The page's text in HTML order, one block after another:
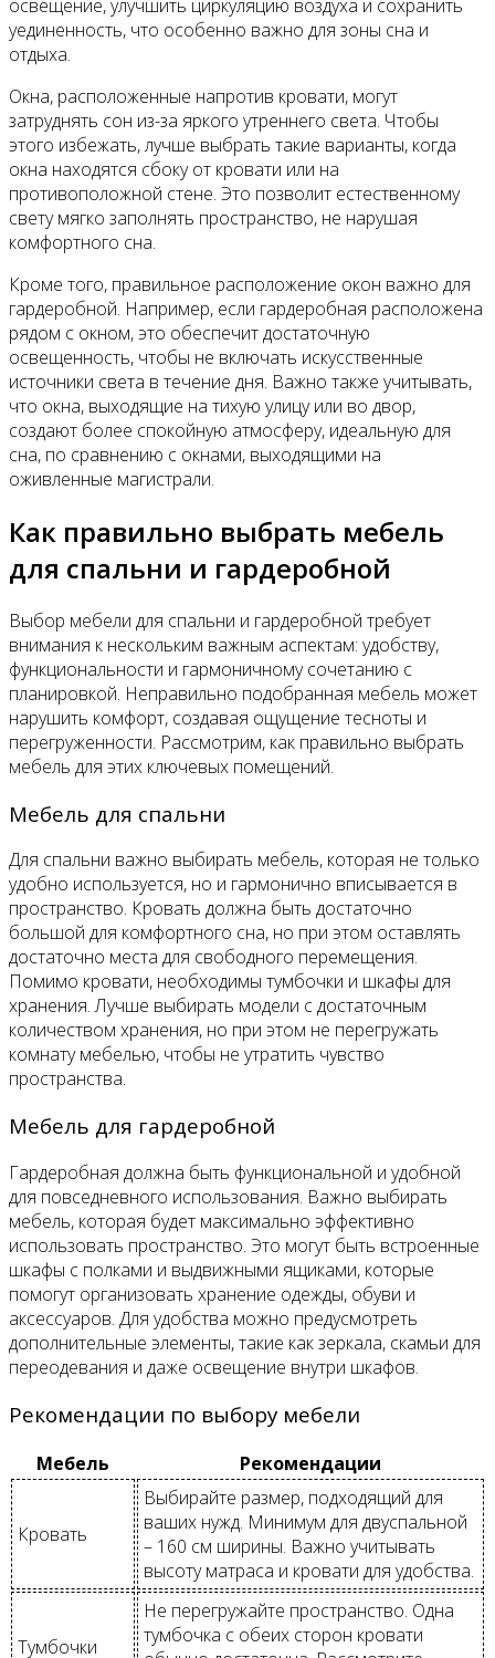
освещение, улучшить циркуляцию воздуха и сохранить
уединенность, что особенно важно для зоны сна и
отдыха.
Окна, расположенные напротив кровати, могут
затруднять сон из-за яркого утреннего света. Чтобы
этого избежать, лучше выбрать такие варианты, когда
окна находятся сбоку от кровати или на
противоположной стене. Это позволит естественному
свету мягко заполнять пространство, не нарушая
комфортного сна.
Кроме того, правильное расположение окон важно для
гардеробной. Например, если гардеробная расположена
рядом с окном, это обеспечит достаточную
освещенность, чтобы не включать искусственные
источники света в течение дня. Важно также учитывать,
что окна, выходящие на тихую улицу или во двор,
создают более спокойную атмосферу, идеальную для
сна, по сравнению с окнами, выходящими на
оживленные магистрали.
Как правильно выбрать мебель
для спальни и гардеробной
Выбор мебели для спальни и гардеробной требует
внимания к нескольким важным аспектам: удобству,
функциональности и гармоничному сочетанию с
планировкой. Неправильно подобранная мебель может
нарушить комфорт, создавая ощущение тесноты и
перегруженности. Рассмотрим, как правильно выбрать
мебель для этих ключевых помещений.
Мебель для спальни
Для спальни важно выбирать мебель, которая не только
удобно используется, но и гармонично вписывается в
пространство. Кровать должна быть достаточно
большой для комфортного сна, но при этом оставлять
достаточно места для свободного перемещения.
Помимо кровати, необходимы тумбочки и шкафы для
хранения. Лучше выбирать модели с достаточным
количеством хранения, но при этом не перегружать
комнату мебелью, чтобы не утратить чувство
пространства.
Мебель для гардеробной
Гардеробная должна быть функциональной и удобной
для повседневного использования. Важно выбирать
мебель, которая будет максимально эффективно
использовать пространство. Это могут быть встроенные
шкафы с полками и выдвижными ящиками, которые
помогут организовать хранение одежды, обуви и
аксессуаров. Для удобства можно предусмотреть
дополнительные элементы, такие как зеркала, скамьи для
переодевания и даже освещение внутри шкафов.
Рекомендации по выбору мебели
Мебель Рекомендации
Кровать
Выбирайте размер, подходящий для
ваших нужд. Минимум для двуспальной
– 160 см ширины. Важно учитывать
высоту матраса и кровати для удобства.
Тумбочки
Не перегружайте пространство. Одна
тумбочка с обеих сторон кровати